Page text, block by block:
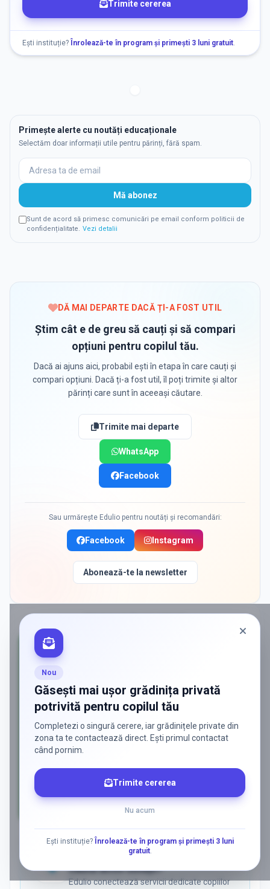
Trimite cererea
Ești instituție? Înrolează-te în program și primești 3 luni gratuit.
Primește alerte cu noutăți educaționale
Selectăm doar informații utile pentru părinți, fără spam.
Mă abonez
Sunt de acord să primesc comunicări pe email conform politicii de
confidențialitate. Vezi detalii
DĂ MAI DEPARTE DACĂ ȚI-A FOST UTIL
Știm cât e de greu să cauți și să compari
opțiuni pentru copilul tău.
Dacă ai ajuns aici, probabil ești în etapa în care cauți și
compari opțiuni. Dacă ți-a fost util, îl poți trimite și altor
părinți care sunt în aceeași căutare.
Trimite mai departe
WhatsApp
Facebook
Sau urmărește Edulio pentru noutăți și recomandări:
Facebook Instagram
Abonează-te la newsletter
Nou
Găsești mai ușor grădinița privată
potrivită pentru copilul tău
Completezi o singură cerere, iar grădinițele private din
zona ta te contactează direct. Ești primul contactat
când pornim.
Trimite cererea
Nu acum
Ești instituție?
Înrolează-te în program și primești 3 luni
gratuit.
Vrei să ajungi la părinții care
caută activ soluții?
Edulio conectează servicii dedicate copiilor